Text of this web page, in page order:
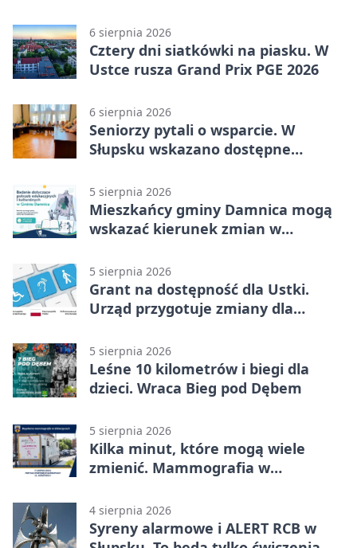
6 sierpnia 2026
Cztery dni siatkówki na piasku. W
Ustce rusza Grand Prix PGE 2026
6 sierpnia 2026
Seniorzy pytali o wsparcie. W
Słupsku wskazano dostępne
5 sierpnia 2026
Mieszkańcy gminy Damnica mogą
wskazać kierunek zmian w
5 sierpnia 2026
Grant na dostępność dla Ustki.
Urząd przygotuje zmiany dla
5 sierpnia 2026
Leśne 10 kilometrów i biegi dla
dzieci. Wraca Bieg pod Dębem
5 sierpnia 2026
Kilka minut, które mogą wiele
zmienić. Mammografia w
4 sierpnia 2026
Syreny alarmowe i ALERT RCB w